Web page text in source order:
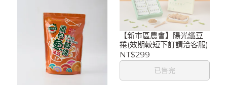
【新市區農會】陽光纖豆
捲(效期較短下訂請洽客服)
NT$299
已售完